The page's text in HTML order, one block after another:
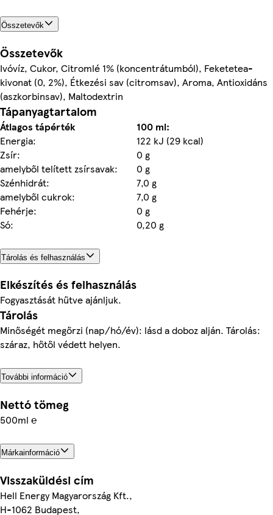
Összetevők
Összetevők
Ivóvíz, Cukor, Citromlé 1% (koncentrátumból), Feketetea-
kivonat (0, 2%), Étkezési sav (citromsav), Aroma, Antioxidáns
(aszkorbinsav), Maltodextrin
Tápanyagtartalom
Átlagos tápérték
100 ml:
Energia:
122 kJ (29 kcal)
Zsír:
0 g
amelyből telített zsírsavak:
0 g
Szénhidrát:
7,0 g
amelyből cukrok:
7,0 g
Fehérje:
0 g
Só:
0,20 g
Tárolás és felhasználás
Elkészítés és felhasználás
Fogyasztását hűtve ajánljuk.
Tárolás
Minőségét megőrzi (nap/hó/év): lásd a doboz alján. Tárolás:
száraz, hőtől védett helyen.
További információ
Nettó tömeg
500ml ℮
Márkainformáció
Visszaküldési cím
Hell Energy Magyarország Kft.,
H-1062 Budapest,